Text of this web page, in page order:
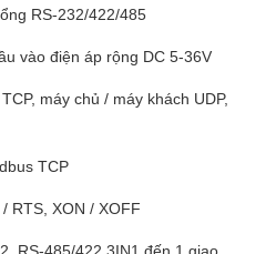
RS-232/422/485
vào điện áp rộng DC 5-36V
máy chủ / máy khách UDP,
TCP
RTS, XON / XOFF